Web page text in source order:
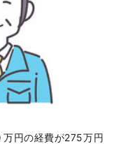
万円の経費が275万円